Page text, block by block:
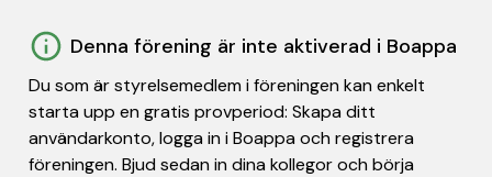
Denna förening är inte aktiverad i Boappa
Du som är styrelsemedlem i föreningen kan enkelt
starta upp en gratis provperiod: Skapa ditt
användarkonto, logga in i Boappa och registrera
föreningen. Bjud sedan in dina kollegor och börja